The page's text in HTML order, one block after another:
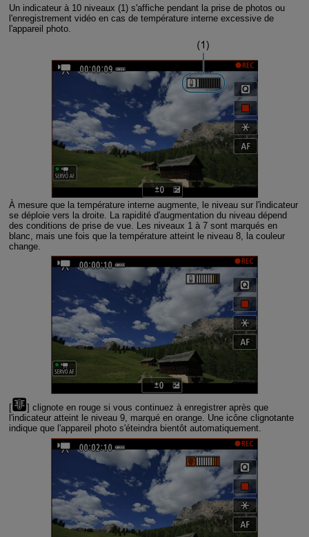
Un indicateur à 10 niveaux (1) s'affiche pendant la prise de photos ou
l'enregistrement vidéo en cas de température interne excessive de
l'appareil photo.
À mesure que la température interne augmente, le niveau sur l'indicateur
se déploie vers la droite. La rapidité d'augmentation du niveau dépend
des conditions de prise de vue. Les niveaux 1 à 7 sont marqués en
blanc, mais une fois que la température atteint le niveau 8, la couleur
change.
[
] clignote en rouge si vous continuez à enregistrer après que
l'indicateur atteint le niveau 9, marqué en orange. Une icône clignotante
indique que l'appareil photo s'éteindra bientôt automatiquement.